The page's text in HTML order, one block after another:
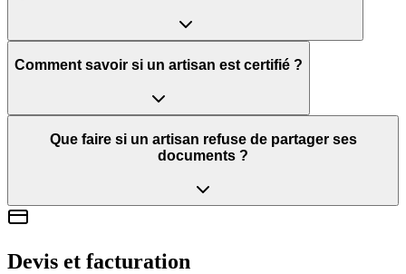
Comment savoir si un artisan est certifié ?
Que faire si un artisan refuse de partager ses
documents ?
Devis et facturation